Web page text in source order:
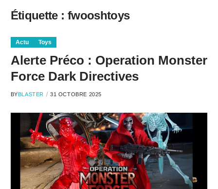
Étiquette : fwooshtoys
Actu Toys
Alerte Préco : Operation Monster
Force Dark Directives
BYBLASTER 31 OCTOBRE 2025